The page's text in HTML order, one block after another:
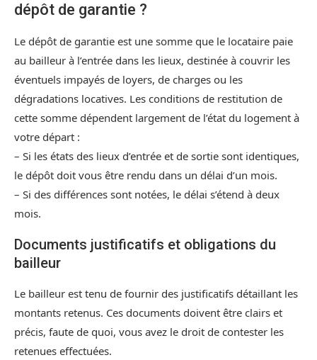
dépôt de garantie ?
Le dépôt de garantie est une somme que le locataire paie
au bailleur à l’entrée dans les lieux, destinée à couvrir les
éventuels impayés de loyers, de charges ou les
dégradations locatives. Les conditions de restitution de
cette somme dépendent largement de l’état du logement à
votre départ :
– Si les états des lieux d’entrée et de sortie sont identiques,
le dépôt doit vous être rendu dans un délai d’un mois.
– Si des différences sont notées, le délai s’étend à deux
mois.
Documents justificatifs et obligations du
bailleur
Le bailleur est tenu de fournir des justificatifs détaillant les
montants retenus. Ces documents doivent être clairs et
précis, faute de quoi, vous avez le droit de contester les
retenues effectuées.